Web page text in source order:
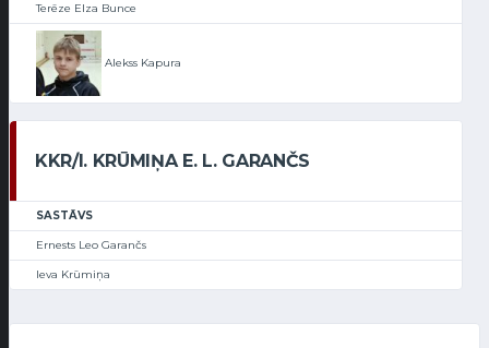
Terēze Elza Bunce
Alekss Kapura
KKR/I. KRŪMIŅA E. L. GARANČS
SASTĀVS
Ernests Leo Garančs
Ieva Krūmiņa